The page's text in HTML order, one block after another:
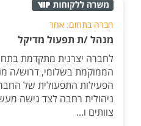
חברה בתחום: אחר
מנהל /ת תפעול מדיקל
לחברה יצרנית מתקדמת
הממוקמת בשלומי, דרוש/ה
הפעילות התפעולית של
צוותים ו...